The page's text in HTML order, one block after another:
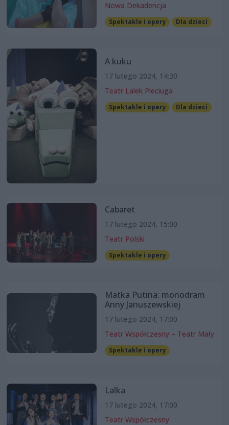
Nowa Dekadencja
Spektakle i opery Dla dzieci
A kuku
17 lutego 2024, 14:30
Teatr Lalek Pleciuga
Spektakle i opery Dla dzieci
Cabaret
17 lutego 2024, 15:00
Teatr Polski
Spektakle i opery
Matka Putina: monodram
Anny Januszewskiej
17 lutego 2024, 17:00
Teatr Współczesny – Teatr Mały
Spektakle i opery
Lalka
17 lutego 2024, 17:00
Teatr Współczesny